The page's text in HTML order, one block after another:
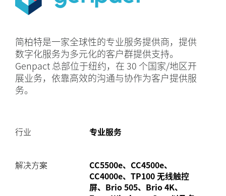
简柏特是一家全球性的专业服务提供商，提供
数字化服务为多元化的客户群提供支持。
Genpact 总部位于纽约，在 30 个国家/地区开
展业务，依靠高效的沟通与协作为客户提供服
务。
行业 专业服务
解决方案
CC5500e、CC4500e、
CC4000e、TP100 无线触控
屏、Brio 505、Brio 4K、